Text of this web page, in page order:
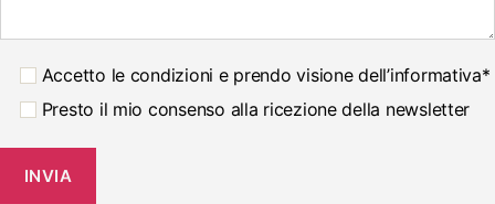
Accetto le condizioni e prendo visione dell’informativa*
Presto il mio consenso alla ricezione della newsletter